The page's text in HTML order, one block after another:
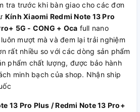
tra trước khi bàn giao cho các đơn
Kính Xiaomi Redmi Note 13 Pro
5G - CONG + Oca full nano
mượt mà và đem lại trải nghiệm
rất nhiều so với các dòng sản phẩm
phẩm chất lượng, được bảo hành
minh bạch của shop. Nhận ship
13 Pro Plus / Redmi Note 13 Pro+